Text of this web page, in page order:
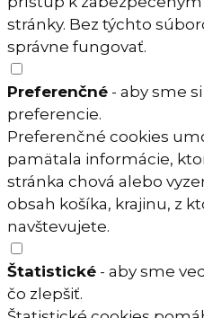
stránky. Bez týchto
správne fungovať.
Preferenčné - aby sme
preferencie.
Preferenčné cookies
pamätala informácie,
stránka chová alebo
obsah košíka, krajinu, z
navštevujete.
Štatistické - aby sme
čo zlepšiť.